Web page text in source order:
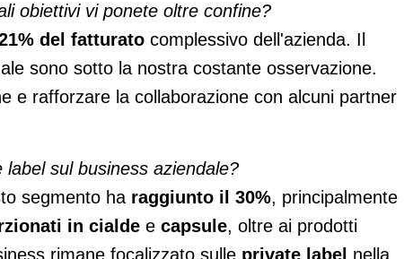
obiettivi vi ponete oltre confine?
del fatturato complessivo dell'azienda. Il
sono sotto la nostra costante osservazione.
e rafforzare la collaborazione con alcuni partner
label sul business aziendale?
segmento ha raggiunto il 30%, principalmente
in cialde e capsule, oltre ai prodotti
rimane focalizzato sulle private label nella